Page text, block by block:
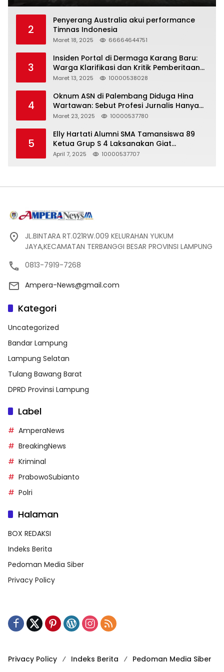
2
Penyerang Australia akui performance
Timnas Indonesia
Maret 18, 2025 66664644751
3
Insiden Portal di Dermaga Karang Baru:
Warga Klarifikasi dan Kritik Pemberitaan
yang Tidak Akurat
Maret 13, 2025 10000538028
4
Oknum ASN di Palembang Diduga Hina
Wartawan: Sebut Profesi Jurnalis Hanya
Seharga 2 Liter Bensin, Berujung Dugaan
Maret 23, 2025 10000537780
5
Elly Hartati Alumni SMA Tamansiswa 89
Ketua Grup S 4 Laksanakan Giat
Silaturahmi
April 7, 2025 10000537707
JL.BINTARA RT.021RW.009 KELURAHAN YUKUM
JAYA,KECAMATAN TERBANGGI BESAR PROVINSI LAMPUNG
0813-7919-7268
Ampera-News@gmail.com
Kategori
Uncategorized
Bandar Lampung
Lampung Selatan
Tulang Bawang Barat
DPRD Provinsi Lampung
Label
AmperaNews
BreakingNews
Kriminal
PrabowoSubianto
Polri
Halaman
BOX REDAKSI
Indeks Berita
Pedoman Media Siber
Privacy Policy
Privacy Policy Indeks Berita
Pedoman Media Siber